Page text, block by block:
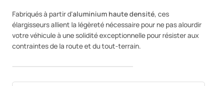
Fabriqués à partir d'aluminium haute densité, ces
élargisseurs allient la légèreté nécessaire pour ne pas alourdir
votre véhicule à une solidité exceptionnelle pour résister aux
contraintes de la route et du tout-terrain.